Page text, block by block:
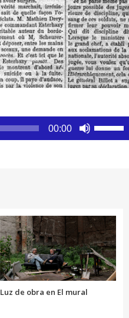
00:00
aumentar
o
disminuir
el
volumen.
Luz de obra en El mural